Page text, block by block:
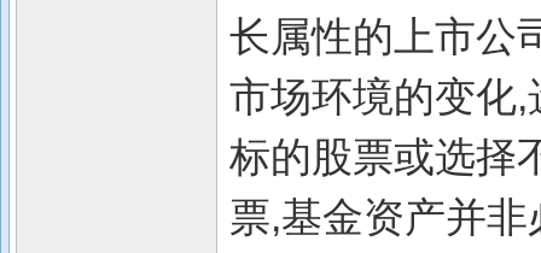
长属性的上市公
市场环境的变化
标的股票或选择
票,基金资产并